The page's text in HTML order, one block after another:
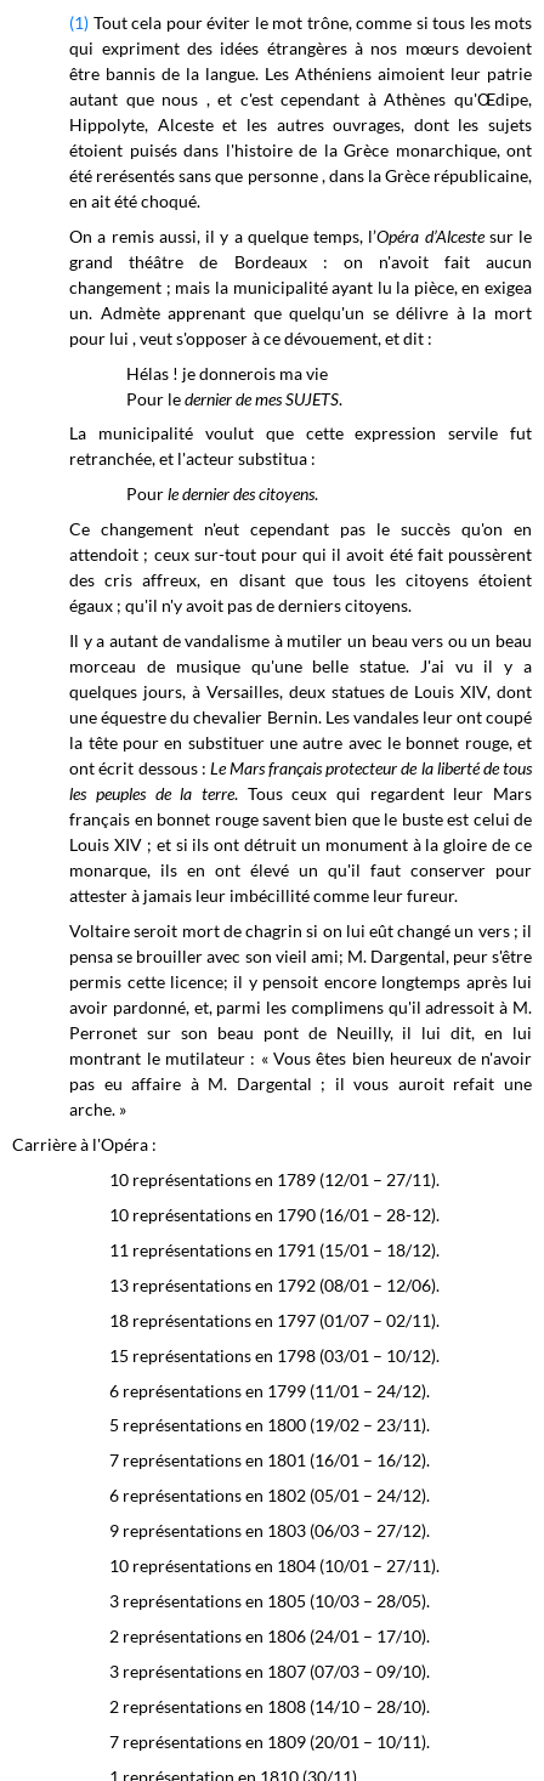
(1) Tout cela pour éviter le mot trône, comme si tous les mots
qui expriment des idées étrangères à nos mœurs devoient
être bannis de la langue. Les Athéniens aimoient leur patrie
autant que nous , et c'est cependant à Athènes qu'Œdipe,
Hippolyte, Alceste et les autres ouvrages, dont les sujets
étoient puisés dans l'histoire de la Grèce monarchique, ont
été rerésentés sans que personne , dans la Grèce républicaine,
en ait été choqué.
On a remis aussi, il y a quelque temps, l’Opéra d’Alcestesur le
grand théâtre de Bordeaux : on n'avoit fait aucun
changement ; mais la municipalité ayant lu la pièce, en exigea
un. Admète apprenant que quelqu'un se délivre à la mort
pour lui , veut s'opposer à ce dévouement, et dit :
Hélas ! je donnerois ma vie
Pour ledernier de mes SUJETS.
La municipalité voulut que cette expression servile fut
retranchée, et l'acteur substitua :
Pourle dernier des citoyens.
Ce changement n'eut cependant pas le succès qu'on en
attendoit ; ceux sur-tout pour qui il avoit été fait poussèrent
des cris affreux, en disant que tous les citoyens étoient
égaux ; qu'il n'y avoit pas de derniers citoyens.
Il y a autant de vandalisme à mutiler un beau vers ou un beau
morceau de musique qu'une belle statue. J'ai vu il y a
quelques jours, à Versailles, deux statues de Louis XIV, dont
une équestre du chevalier Bernin. Les vandales leur ont coupé
la tête pour en substituer une autre avec le bonnet rouge, et
ont écrit dessous : Le Mars français protecteur de la liberté de tous
les peuples de la terre. Tous ceux qui regardent leur Mars
français en bonnet rouge savent bien que le buste est celui de
Louis XIV ; et si ils ont détruit un monument à la gloire de ce
monarque, ils en ont élevé un qu'il faut conserver pour
attester à jamais leur imbécillité comme leur fureur.
Voltaire seroit mort de chagrin si on lui eût changé un vers ; il
pensa se brouiller avec son vieil ami; M. Dargental, peur s'être
permis cette licence; il y pensoit encore longtemps après lui
avoir pardonné, et, parmi les complimens qu'il adressoit à M.
Perronet sur son beau pont de Neuilly, il lui dit, en lui
montrant le mutilateur : « Vous êtes bien heureux de n'avoir
pas eu affaire à M. Dargental ; il vous auroit refait une
arche. »
Carrière à l'Opéra :
10 représentations en 1789 (12/01 – 27/11).
10 représentations en 1790 (16/01 – 28-12).
11 représentations en 1791 (15/01 – 18/12).
13 représentations en 1792 (08/01 – 12/06).
18 représentations en 1797 (01/07 – 02/11).
15 représentations en 1798 (03/01 – 10/12).
6 représentations en 1799 (11/01 – 24/12).
5 représentations en 1800 (19/02 – 23/11).
7 représentations en 1801 (16/01 – 16/12).
6 représentations en 1802 (05/01 – 24/12).
9 représentations en 1803 (06/03 – 27/12).
10 représentations en 1804 (10/01 – 27/11).
3 représentations en 1805 (10/03 – 28/05).
2 représentations en 1806 (24/01 – 17/10).
3 représentations en 1807 (07/03 – 09/10).
2 représentations en 1808 (14/10 – 28/10).
7 représentations en 1809 (20/01 – 10/11).
1 représentation en 1810 (30/11).